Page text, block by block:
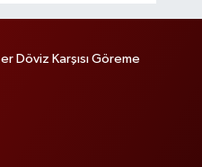
Döviz Karşısı Göreme